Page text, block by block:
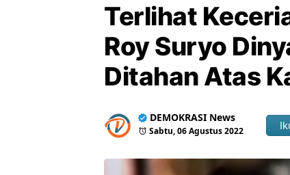
Terlihat
Roy Suryo
Ditahan Atas
DEMOKRASI News
Sabtu, 06 Agustus 2022